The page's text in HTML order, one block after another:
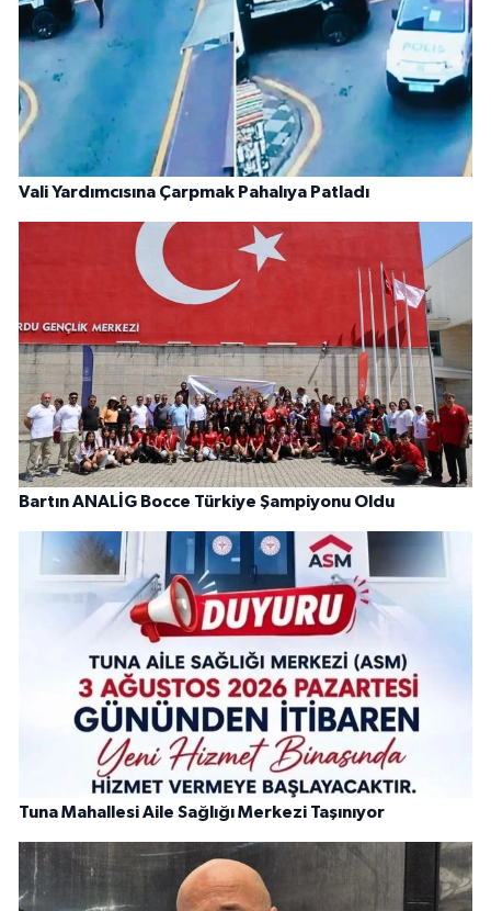
Vali Yardımcısına Çarpmak Pahalıya Patladı
Bartın ANALİG Bocce Türkiye Şampiyonu Oldu
Tuna Mahallesi Aile Sağlığı Merkezi Taşınıyor